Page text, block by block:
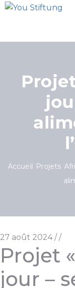
Accueil Projets
27 août 2024 / /
Projet
jour –